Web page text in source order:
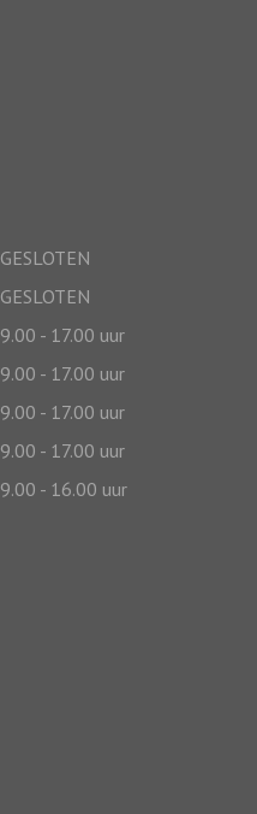
GESLOTEN
GESLOTEN
9.00 - 17.00 uur
9.00 - 17.00 uur
9.00 - 17.00 uur
9.00 - 17.00 uur
9.00 - 16.00 uur